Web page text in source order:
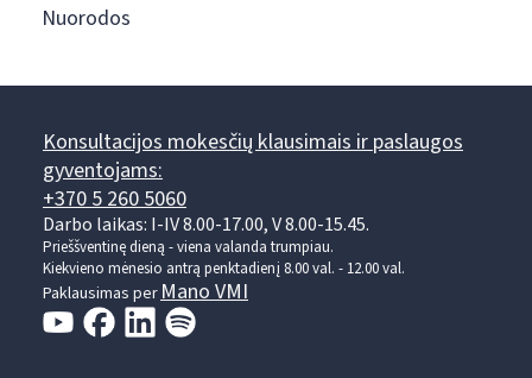
Nuorodos
Konsultacijos mokesčių klausimais ir paslaugos
gyventojams:
+370 5 260 5060
Darbo laikas: I-IV 8.00-17.00, V 8.00-15.45.
Prieššventinę dieną - viena valanda trumpiau.
Kiekvieno mėnesio antrą penktadienį 8.00 val. - 12.00 val.
Paklausimas perMano VMI